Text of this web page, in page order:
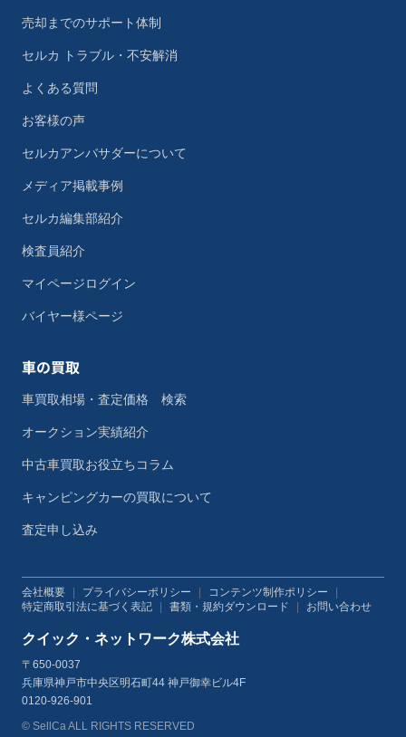
売却までのサポート体制
セルカ トラブル・不安解消
よくある質問
お客様の声
セルカアンバサダーについて
メディア掲載事例
セルカ編集部紹介
検査員紹介
マイページログイン
バイヤー様ページ
車の買取
車買取相場・査定価格 検索
オークション実績紹介
中古車買取お役立ちコラム
キャンピングカーの買取について
査定申し込み
会社概要 プライバシーポリシー コンテンツ制作ポリシー
特定商取引法に基づく表記
書類・規約ダウンロード お問い合わせ
クイック・ネットワーク株式会社
〒650-0037
兵庫県神戸市中央区明石町44 神戸御幸ビル4F
0120-926-901
© SellCa ALL RIGHTS RESERVED